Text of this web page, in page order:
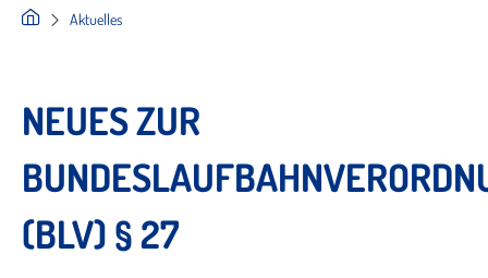
Aktuelles
NEUES ZUR
(BLV) § 27